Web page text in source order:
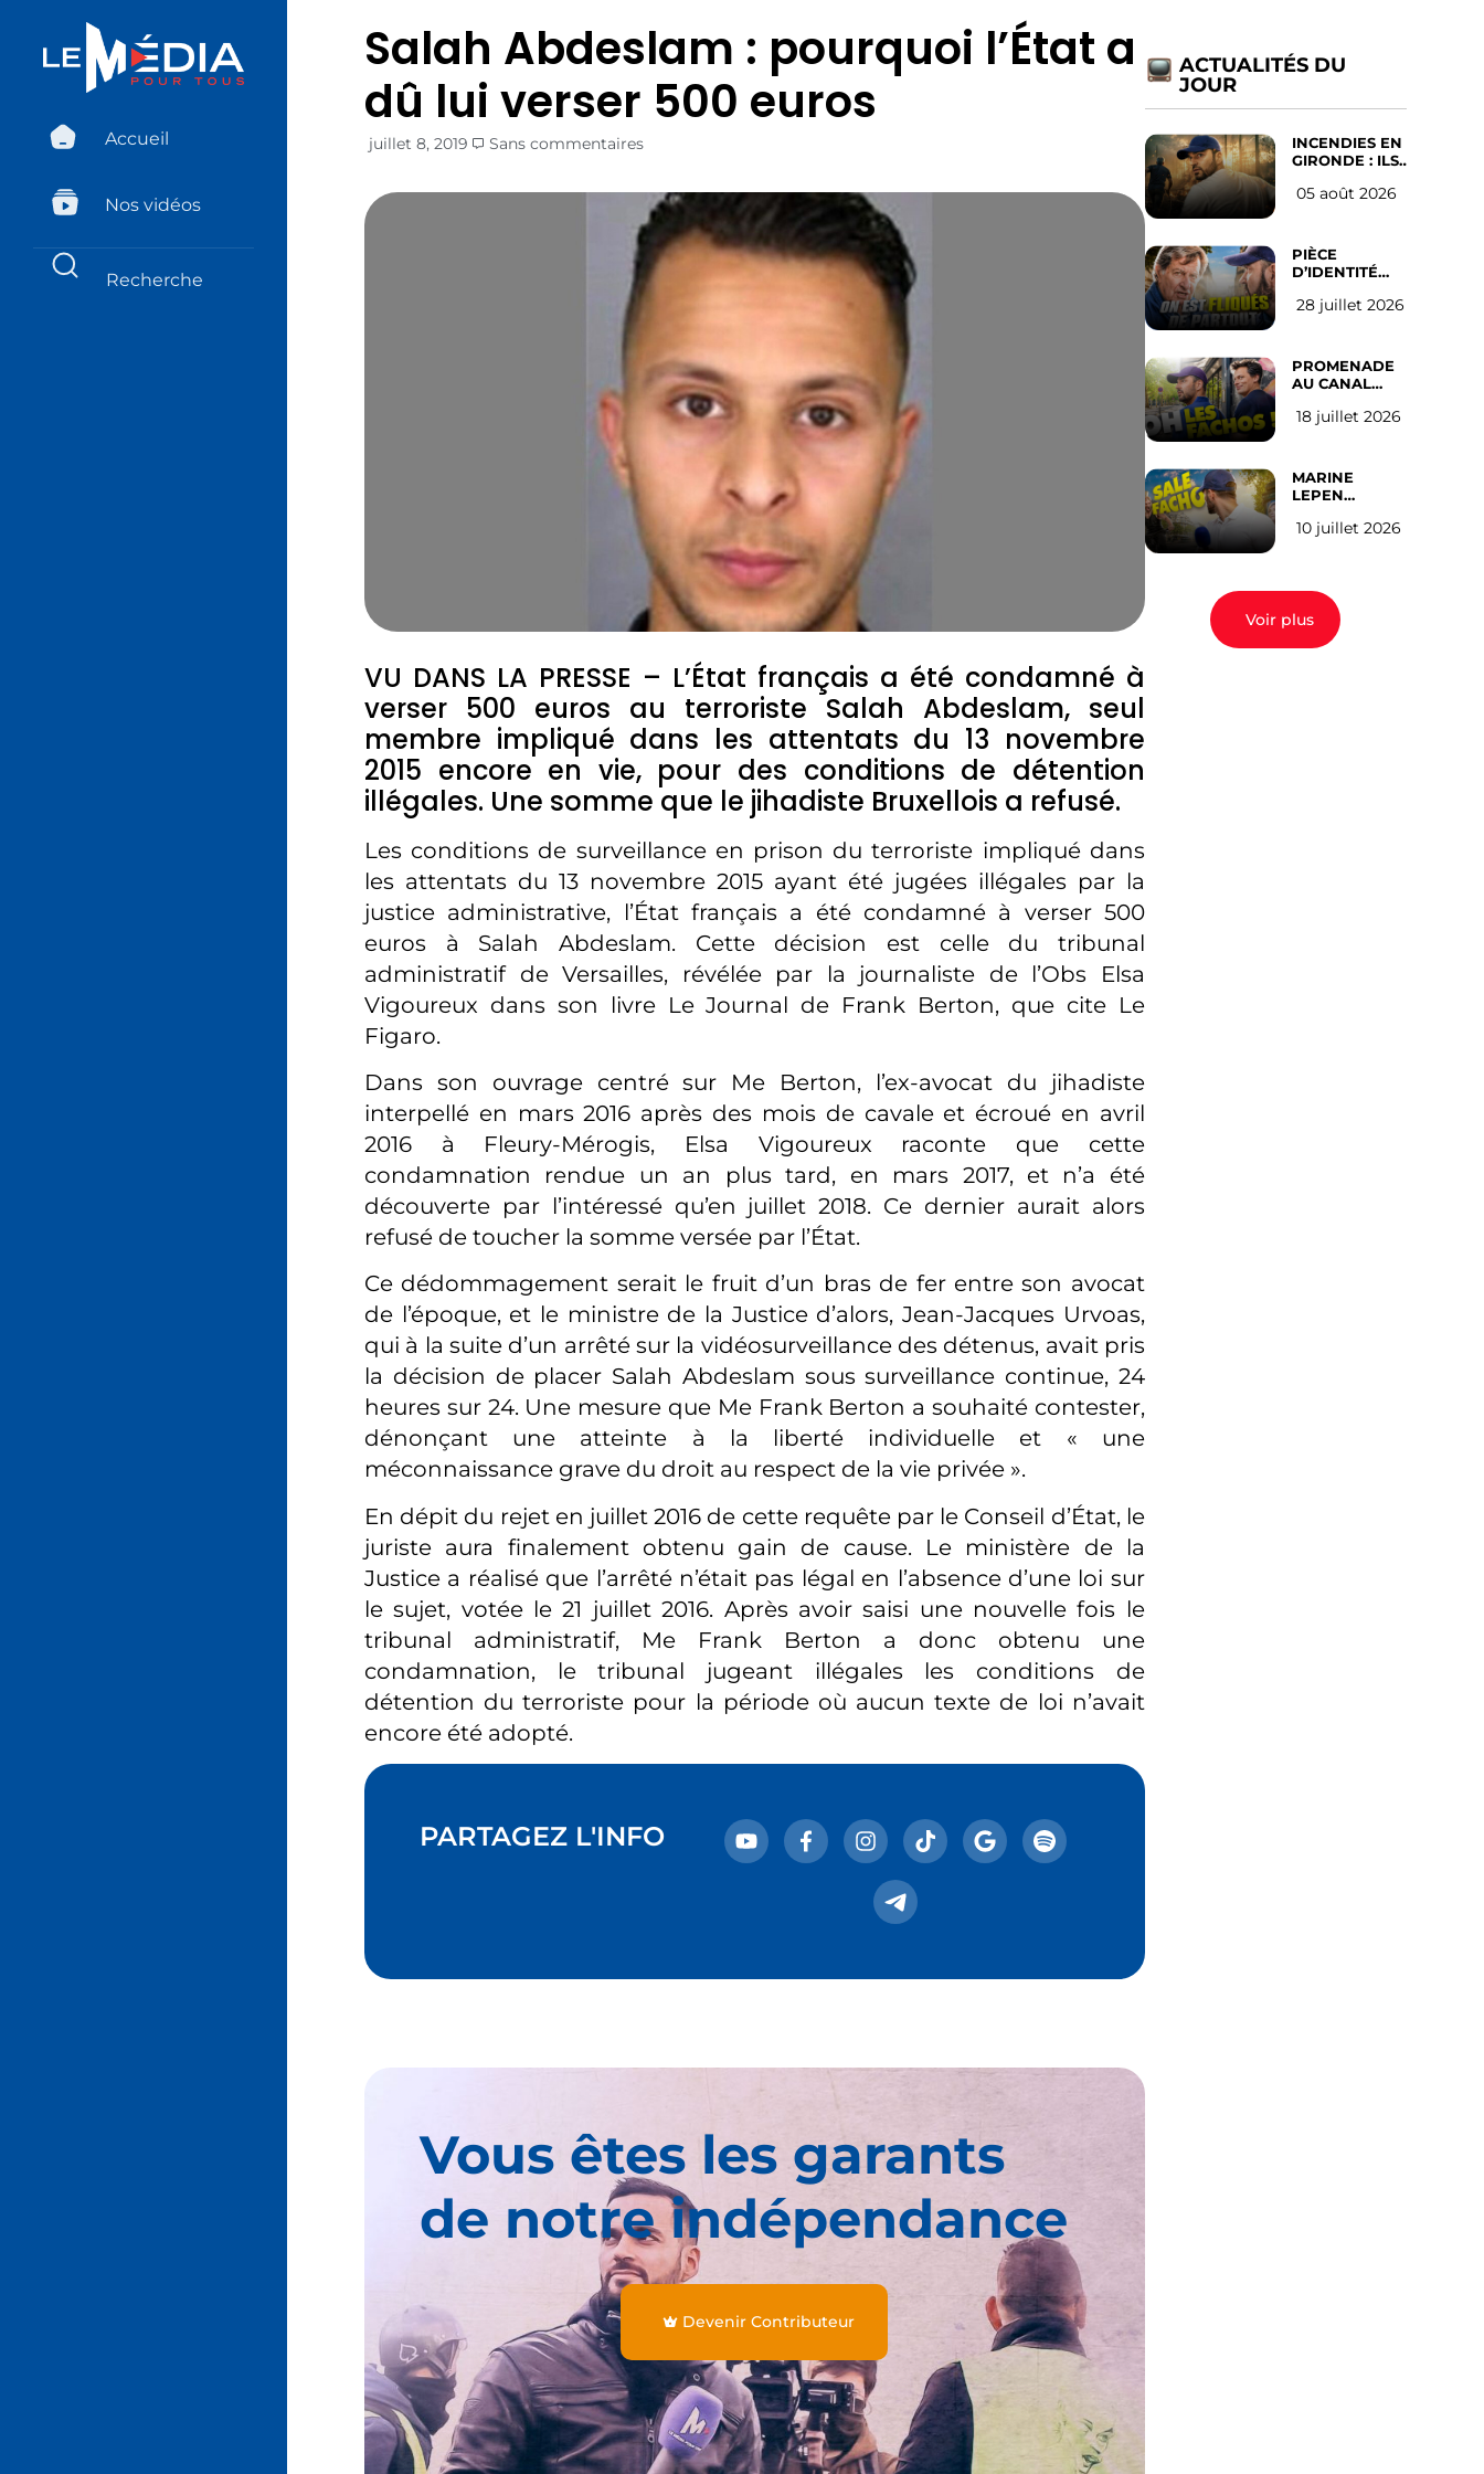
Accueil
Nos vidéos
Salah Abdeslam : pourquoi l’État a
dû lui verser 500 euros
juillet 8, 2019 Sans commentaires
VU DANS LA PRESSE – L’État français a été condamné à
verser 500 euros au terroriste Salah Abdeslam, seul
membre impliqué dans les attentats du 13 novembre
2015 encore en vie, pour des conditions de détention
illégales. Une somme que le jihadiste Bruxellois a refusé.
Les conditions de surveillance en prison du terroriste impliqué dans
les attentats du 13 novembre 2015 ayant été jugées illégales par la
justice administrative, l’État français a été condamné à verser 500
euros à Salah Abdeslam. Cette décision est celle du tribunal
administratif de Versailles, révélée par la journaliste de l’Obs Elsa
Vigoureux dans son livre Le Journal de Frank Berton, que cite Le
Figaro.
Dans son ouvrage centré sur Me Berton, l’ex-avocat du jihadiste
interpellé en mars 2016 après des mois de cavale et écroué en avril
2016 à Fleury-Mérogis, Elsa Vigoureux raconte que cette
condamnation rendue un an plus tard, en mars 2017, et n’a été
découverte par l’intéressé qu’en juillet 2018. Ce dernier aurait alors
refusé de toucher la somme versée par l’État.
Ce dédommagement serait le fruit d’un bras de fer entre son avocat
de l’époque, et le ministre de la Justice d’alors, Jean-Jacques Urvoas,
qui à la suite d’un arrêté sur la vidéosurveillance des détenus, avait pris
la décision de placer Salah Abdeslam sous surveillance continue, 24
heures sur 24. Une mesure que Me Frank Berton a souhaité contester,
dénonçant une atteinte à la liberté individuelle et « une
méconnaissance grave du droit au respect de la vie privée ».
En dépit du rejet en juillet 2016 de cette requête par le Conseil d’État, le
juriste aura finalement obtenu gain de cause. Le ministère de la
Justice a réalisé que l’arrêté n’était pas légal en l’absence d’une loi sur
le sujet, votée le 21 juillet 2016. Après avoir saisi une nouvelle fois le
tribunal administratif, Me Frank Berton a donc obtenu une
condamnation, le tribunal jugeant illégales les conditions de
détention du terroriste pour la période où aucun texte de loi n’avait
encore été adopté.
PARTAGEZ L'INFO
Vous êtes les garants
de notre indépendance
Devenir Contributeur
ACTUALITÉS DU
JOUR
INCENDIES EN
GIRONDE : ILS
D’ABANDONNER
05 août 2026
PIÈCE
D’IDENTITÉ
SUR LES
l’avis des
Français
28 juillet 2026
PROMENADE
AU CANAL
(les gauchistes
18 juillet 2026
MARINE
LEPEN
EN 2027 : l’avis
10 juillet 2026
Voir plus